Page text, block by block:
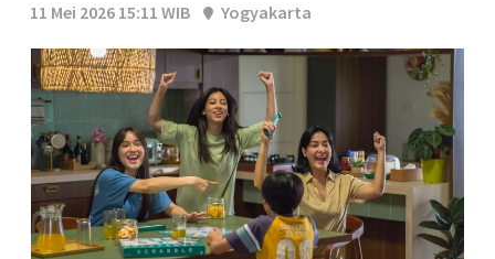
11 Mei 2026 15:11 WIB
Yogyakarta